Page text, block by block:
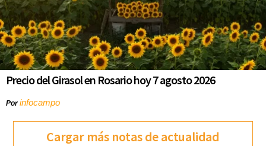
Precio del Girasol en Rosario hoy 7 agosto 2026
Porinfocampo
Cargar más notas de actualidad